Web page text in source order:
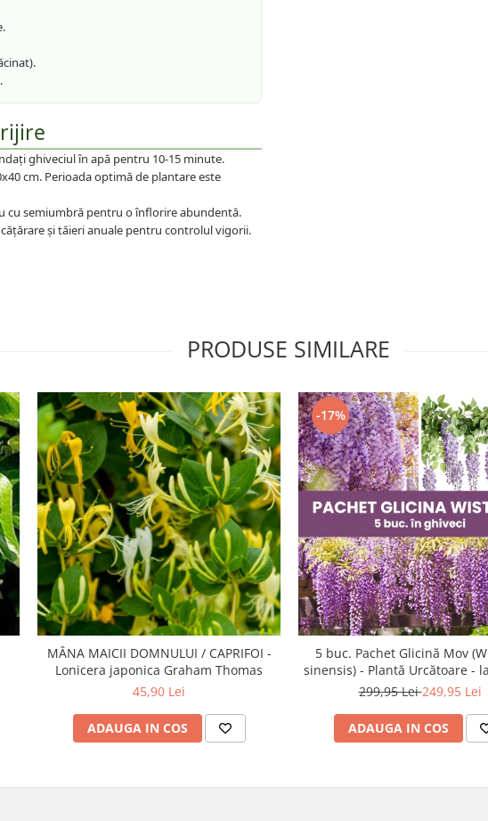
ghiveciul în apă pentru 10-15 minute.
cm. Perioada optimă de plantare este
cu semiumbră pentru o înflorire abundentă.
și tăieri anuale pentru controlul vigorii.
PRODUSE SIMILARE
MÂNA MAICII DOMNULUI / CAPRIFOI -
Lonicera japonica Graham Thomas
45,90 Lei
ADAUGA IN COS
-17%
5 buc. Pachet Glicină Mov
sinensis) - Plantă Urcătoare -
299,95 Lei249,95 Lei
ADAUGA IN COS